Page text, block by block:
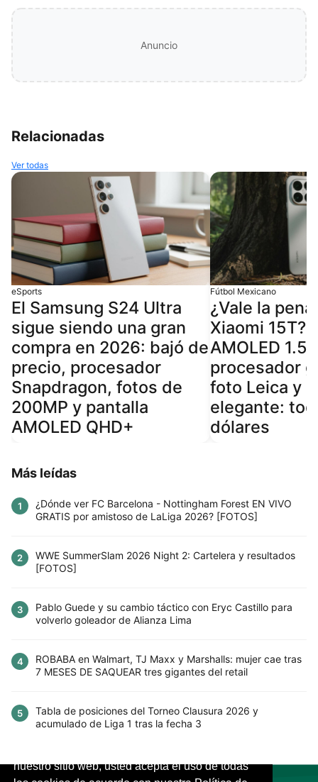
Este sitio utiliza cookies para mejorar la
nuestro sitio web, usted acepta el uso de todas
Anuncio
Relacionadas
Ver todas
eSports
El Samsung S24 Ultra
sigue siendo una gran
compra en 2026: bajó de
precio, procesador
Snapdragon, fotos de
200MP y pantalla
AMOLED QHD+
Fútbol Mexicano
¿Vale la
Xiaomi 15T?
AMOLED
procesador
foto Leica y
elegante:
dólares
Más leídas
1
¿Dónde ver FC Barcelona - Nottingham Forest EN VIVO
GRATIS por amistoso de LaLiga 2026? [FOTOS]
2
WWE SummerSlam 2026 Night 2: Cartelera y resultados
[FOTOS]
3
Pablo Guede y su cambio táctico con Eryc Castillo para
volverlo goleador de Alianza Lima
4
ROBABA en Walmart, TJ Maxx y Marshalls: mujer cae tras
7 MESES DE SAQUEAR tres gigantes del retail
5
Tabla de posiciones del Torneo Clausura 2026 y
acumulado de Liga 1 tras la fecha 3